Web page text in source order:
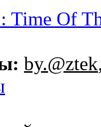
Time Of
by.@ztek